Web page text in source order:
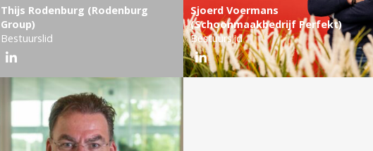
Thijs Rodenburg (Rodenburg
Group)
Bestuurslid
Sjoerd Voermans
(Schoonmaakbedrijf Perfekt)
Bestuurslid